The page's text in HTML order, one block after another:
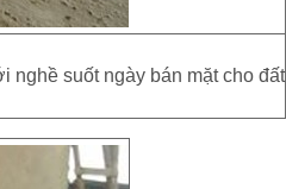
nghề suốt ngày bán mặt cho đất